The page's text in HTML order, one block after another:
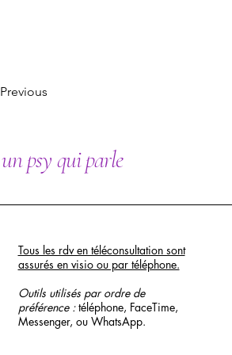
Previous
un psy qui parle
Tous les rdv en téléconsultation sont
assurés en visio ou par téléphone.
Outils utilisés par ordre de
préférence :téléphone, FaceTime,
Messenger, ou WhatsApp.